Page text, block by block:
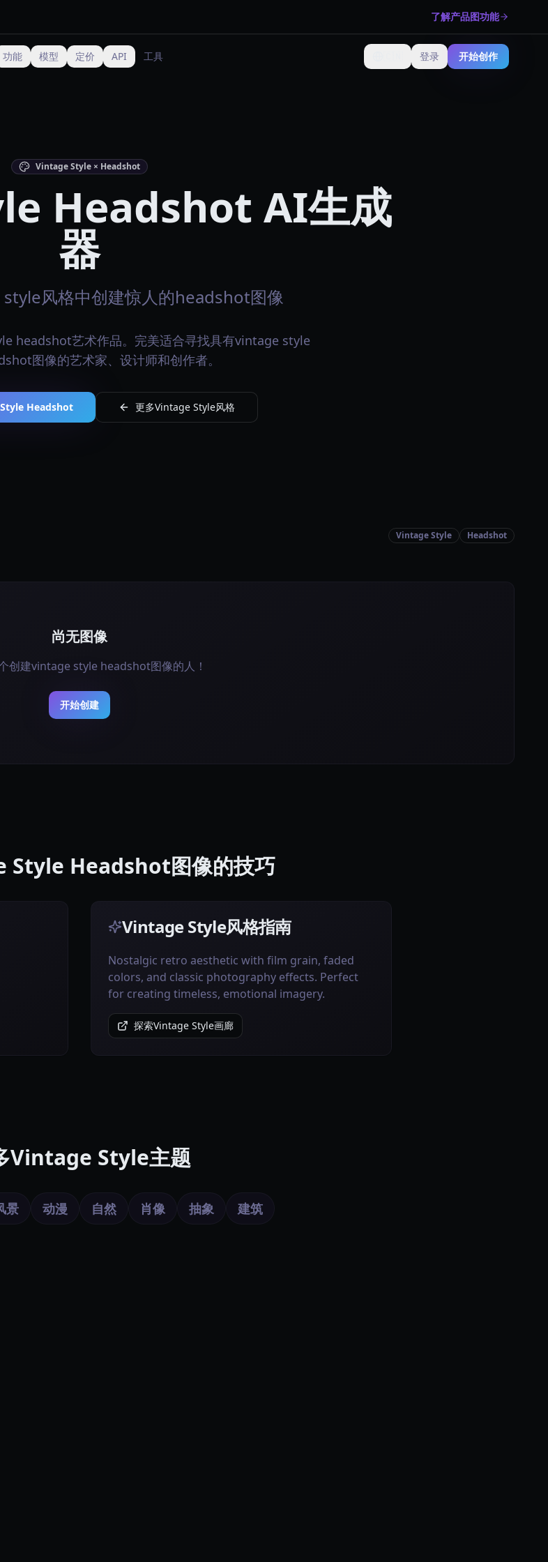
了解产品图功能
功能 模型 定价 API 工具 更改语言登录 开始创作
Vintage Style × Headshot
Headshot AI生成
器
风格中创建惊人的headshot图像
headshot艺术作品。完美适合寻找具有vintage style
图像的艺术家、设计师和创作者。
Headshot 更多Vintage Style风格
Vintage Style Headshot
尚无图像
创建vintage style headshot图像的人！
开始创建
Style Headshot图像的技巧
Vintage Style风格指南
Nostalgic retro aesthetic with film grain, faded
colors, and classic photography effects. Perfect
for creating timeless, emotional imagery.
探索Vintage Style画廊
Vintage Style主题
景 动漫 自然 肖像 抽象 建筑